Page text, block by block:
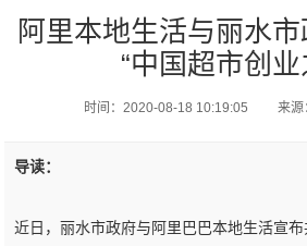
阿里本地生活与丽水
“中国超市创业
时间：2020-08-18 10:19:05 来源
导读：
近日，丽水市政府与阿里巴巴本地生活宣